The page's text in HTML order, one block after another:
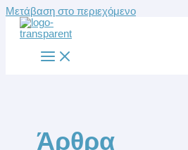
Μετάβαση στο περιεχόμενο
Άρθρα